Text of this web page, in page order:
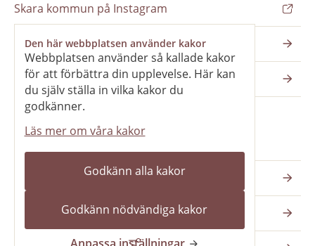
Den här webbplatsen använder kakor
Webbplatsen använder så kallade kakor
för att förbättra din upplevelse. Här kan
du själv ställa in vilka kakor du
godkänner.
Läs mer om våra kakor
Godkänn alla kakor
Godkänn nödvändiga kakor
Skara kommun på Instagram
Nyhetsbrev
Pressrum
Våra webbplatser
Katedralskolan
Vilans fritidsområde